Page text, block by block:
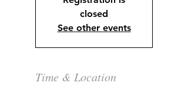
closed
See other events
Time & Location